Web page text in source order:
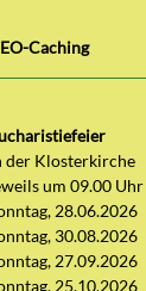
Caching
der Klosterkirche
um 09.00 Uhr
28.06.2026
30.08.2026
27.09.2026
25.10.2026